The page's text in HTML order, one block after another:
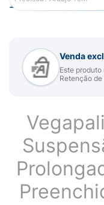
Araujo
Venda
Este
Retenção